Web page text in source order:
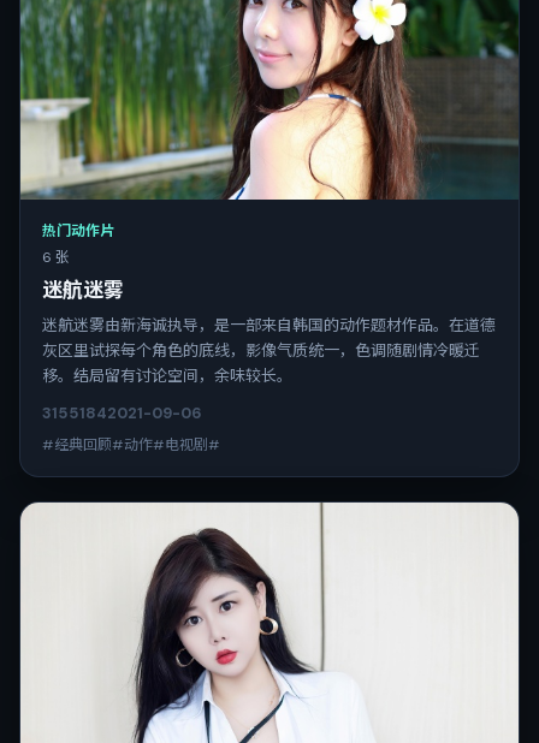
热门动作片
6 张
迷航迷雾
迷航迷雾由新海诚执导，是一部来自韩国的动作题材作品。在道德
灰区里试探每个角色的底线，影像气质统一，色调随剧情冷暖迁
移。结局留有讨论空间，余味较长。
31551842021-09-06
#经典回顾#动作#电视剧#